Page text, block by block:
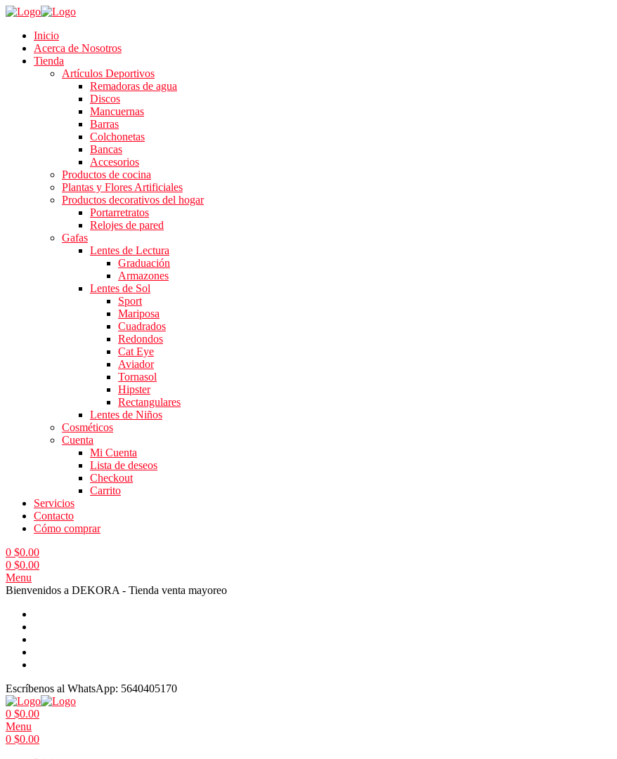
Inicio
Acerca de Nosotros
Tienda
Artículos Deportivos
Remadoras de agua
Discos
Mancuernas
Barras
Colchonetas
Bancas
Accesorios
Productos de cocina
Plantas y Flores Artificiales
Productos decorativos del hogar
Portarretratos
Relojes de pared
Gafas
Lentes de Lectura
Graduación
Armazones
Lentes de Sol
Sport
Mariposa
Cuadrados
Redondos
Cat Eye
Aviador
Tornasol
Hipster
Rectangulares
Lentes de Niños
Cosméticos
Cuenta
Mi Cuenta
Lista de deseos
Checkout
Carrito
Servicios
Contacto
Cómo comprar
0 $0.00
0 $0.00
Menu
Bienvenidos a DEKORA - Tienda venta mayoreo
Escríbenos al WhatsApp: 5640405170
0 $0.00
Menu
0 $0.00